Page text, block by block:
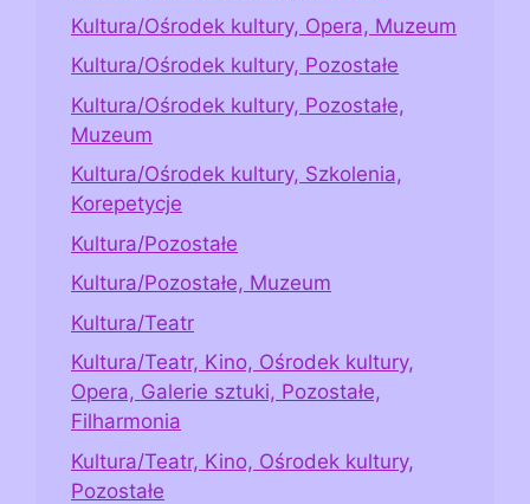
Kultura/Ośrodek kultury, Opera, Muzeum
Kultura/Ośrodek kultury, Pozostałe
Kultura/Ośrodek kultury, Pozostałe,
Muzeum
Kultura/Ośrodek kultury, Szkolenia,
Korepetycje
Kultura/Pozostałe
Kultura/Pozostałe, Muzeum
Kultura/Teatr
Kultura/Teatr, Kino, Ośrodek kultury,
Opera, Galerie sztuki, Pozostałe,
Filharmonia
Kultura/Teatr, Kino, Ośrodek kultury,
Pozostałe